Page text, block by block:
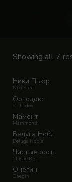
Showing all 7
Ники Пьюр
Niki Pure
Ортодокс
Orthodox
Мамонт
Mammonth
Белуга Нобл
Beluga Noble
Чистые росы
Chistie Rosi
Онегин
Onegin